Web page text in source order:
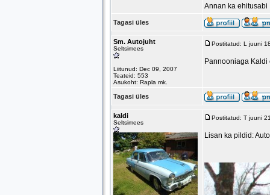
Annan ka ehitusabi
Tagasi üles
Sm. Autojuht
Seltsimees
Liitunud: Dec 09, 2007
Teateid: 553
Asukoht: Rapla mk.
Postitatud: L juuni
Pannooniaga Kaldi
Tagasi üles
kaldi
Seltsimees
Postitatud: T juuni
Lisan ka pildid: